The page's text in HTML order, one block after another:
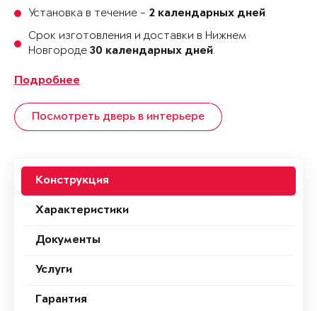
Установка в течение - 2 календарных дней
Срок изготовления и доставки в Нижнем
Новгороде 30 календарных дней.
Подробнее
Посмотреть дверь в интерьере
Конструкция
Характеристики
Документы
Услуги
Гарантия